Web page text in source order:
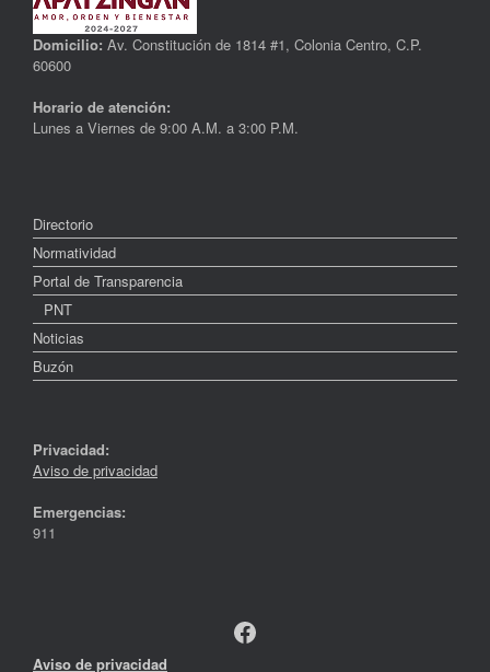
Domicilio: Av. Constitución de 1814 #1, Colonia Centro, C.P.
60600
Horario de atención:
Lunes a Viernes de 9:00 A.M. a 3:00 P.M.
Directorio
Normatividad
Portal de Transparencia
PNT
Noticias
Buzón
Privacidad:
Aviso de privacidad
Emergencias:
911
Facebook
Aviso de privacidad